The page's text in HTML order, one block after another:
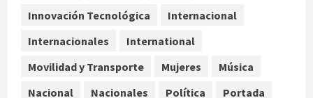
4
de créditos del Infonavit y niega
agosto 9, 2026
Internacional
Colombia respalda soberanía de
Innovación Tecnológica
Internacional
Internacionales
International
Movilidad y Transporte
Mujeres
Música
Nacional
Nacionales Política Portada